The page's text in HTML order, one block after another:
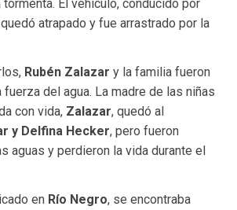
El vehículo, conducido por
atrapado y fue arrastrado por la
Rubén Zalazar y la familia fueron
del agua. La madre de las niñas
con vida, Zalazar, quedó al
y Delfina Hecker, pero fueron
aguas y perdieron la vida durante el
en Río Negro, se encontraba